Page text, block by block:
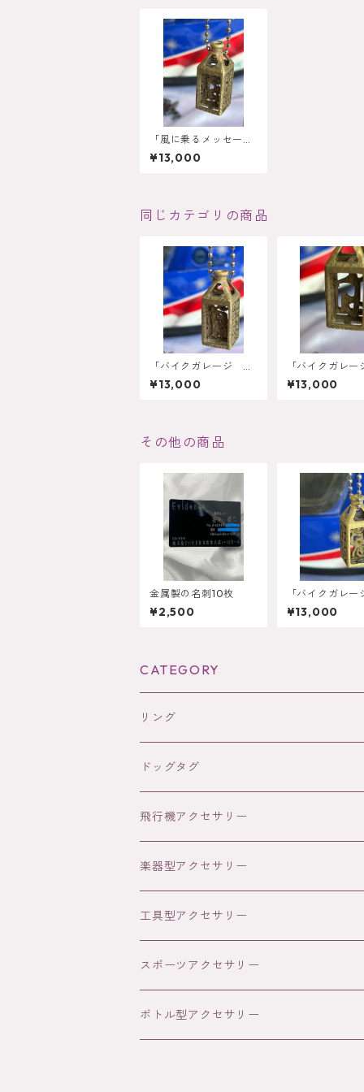
「風に乗るメッセージ
- ロードバイクネック
レス」
¥13,000
同じカテゴリの商品
「バイクガレージ 西
風の記憶」オーダーメ
イドボトル型ネックレ
¥13,000
「バイクガレ
並の記憶」オー
イドボトル型ネ
¥13,000
その他の商品
金属製の名刺10枚
¥2,500
「バイクガレ
ピードの記憶」
ーメイドボトル
¥13,000
CATEGORY
リング
コバルトクロム
シルバー
18K
パラジウム
ドッグタグ
ゴールド
写真プリント
文字
シルバー
写真
文字
ブラック
写真
文字
飛行機アクセサリー
楽器型アクセサリー
工具型アクセサリー
スポーツアクセサリー
ボトル型アクセサリー